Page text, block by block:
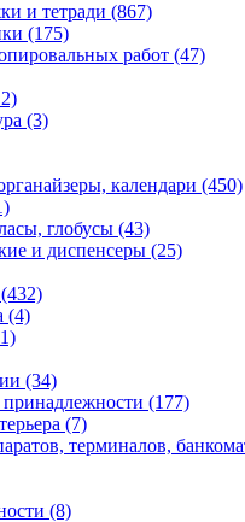
и тетради (867)
(175)
работ (47)
(3)
календари (450)
глобусы (43)
и диспенсеры (25)
(432)
(4)
(34)
(177)
(7)
терминалов,
(8)